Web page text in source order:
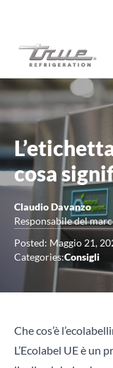
cosa
Claudio Davanzo
Responsabile del
Posted: Maggio 21,
Categories:Consigli
Che cos’è
L’Ecolabel UE è un